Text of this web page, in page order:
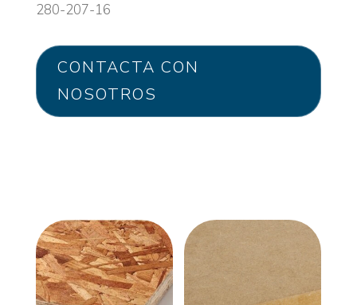
280-207-16
CONTACTA CON
NOSOTROS